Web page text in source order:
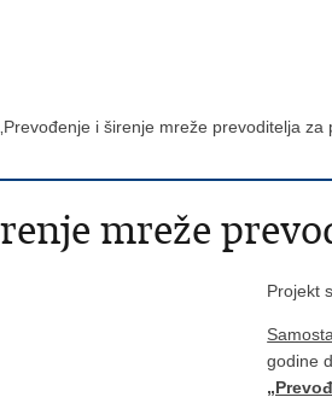
i širenje mreže prevoditelja
mreže
Projekt
godine